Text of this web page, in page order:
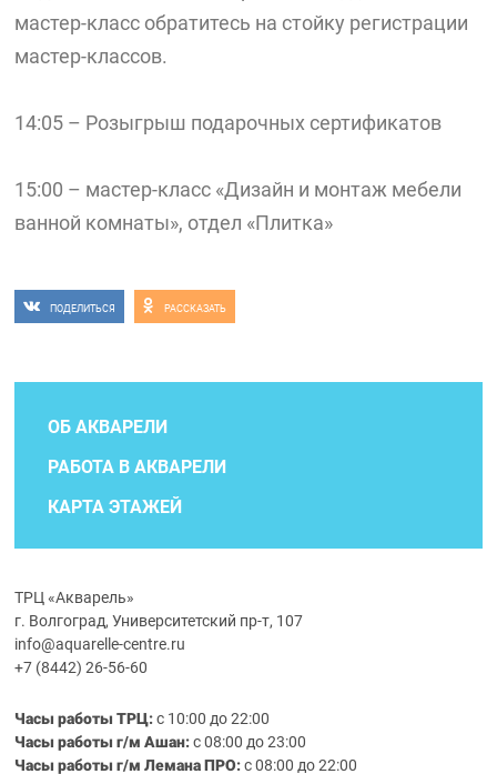
мастер-класс обратитесь на стойку регистрации
мастер-классов.
14:05 – Розыгрыш подарочных сертификатов
15:00 – мастер-класс «Дизайн и монтаж мебели
ванной комнаты», отдел «Плитка»
ПОДЕЛИТЬСЯ РАССКАЗАТЬ
ОБ АКВАРЕЛИ
РАБОТА В АКВАРЕЛИ
КАРТА ЭТАЖЕЙ
ТРЦ «Акварель»
г. Волгоград, Университетский пр-т, 107
info@aquarelle-centre.ru
+7 (8442) 26-56-60
Часы работы ТРЦ:с 10:00 до 22:00
Часы работы г/м Ашан:с 08:00 до 23:00
Часы работыг/мЛемана ПРО:с 08:00 до 22:00